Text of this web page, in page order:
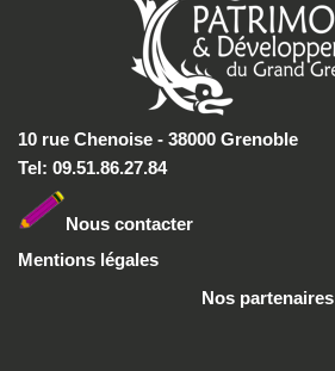
10 rue Chenoise - 38000 Grenoble
Tel: 09.51.86.27.84
Nous contacter
Mentions légales
Nos partenaires